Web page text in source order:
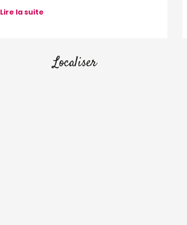
Lire la suite
Localiser